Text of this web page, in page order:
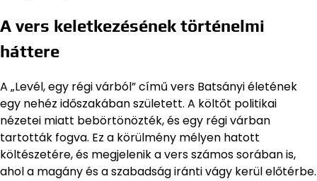
A vers keletkezésének történelmi
háttere
A „Levél, egy régi várból” című vers Batsányi életének
egy nehéz időszakában született. A költőt politikai
nézetei miatt bebörtönözték, és egy régi várban
tartották fogva. Ez a körülmény mélyen hatott
költészetére, és megjelenik a vers számos sorában is,
ahol a magány és a szabadság iránti vágy kerül előtérbe.